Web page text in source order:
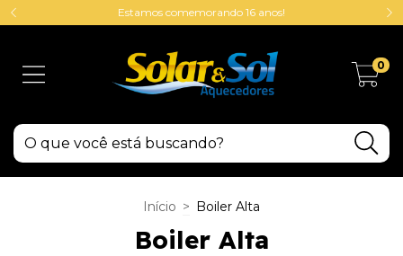
Estamos comemorando 16 anos!
0
Início > Boiler Alta
Boiler Alta